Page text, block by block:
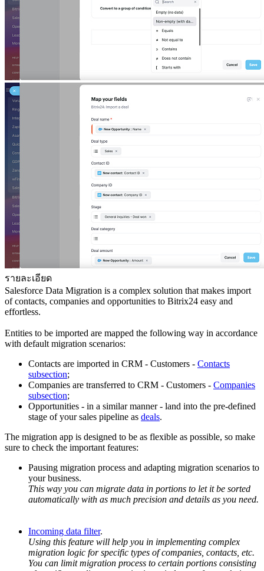
รายละเอียด
Salesforce Data Migration is a complex solution that makes import
of contacts, companies and opportunities to Bitrix24 easy and
effortless.
Entities to be imported are mapped the following way in accordance
with default migration scenarios:
Contacts are imported in CRM - Customers - Contacts
subsection;
Companies are transferred to CRM - Customers - Companies
subsection;
Opportunities - in a similar manner - land into the pre-defined
stage of your sales pipeline as deals.
The migration app is designed to be as flexible as possible, so make
sure to check the important features:
Pausing migration process and adapting migration scenarios to
your business.
This way you can migrate data in portions to let it be sorted
automatically with as much precision and details as you need.
Incoming data filter.
Using this feature will help you in implementing complex
migration logic for specific types of companies, contacts, etc.
You can limit migration process to certain portions consisting